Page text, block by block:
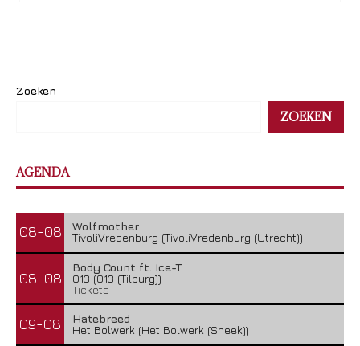
Zoeken
ZOEKEN
AGENDA
08-08
Wolfmother
TivoliVredenburg (TivoliVredenburg (Utrecht))
08-08
Body Count ft. Ice-T
013 (013 (Tilburg))
Tickets
09-08
Hatebreed
Het Bolwerk (Het Bolwerk (Sneek))